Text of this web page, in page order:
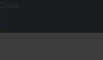
hazırlandı.